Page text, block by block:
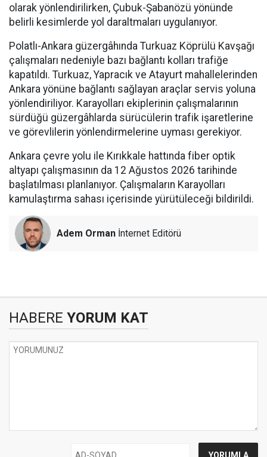
olarak yönlendirilirken, Çubuk-Şabanözü yönünde
belirli kesimlerde yol daraltmaları uygulanıyor.
Polatlı-Ankara güzergâhında Turkuaz Köprülü Kavşağı
çalışmaları nedeniyle bazı bağlantı kolları trafiğe
kapatıldı. Turkuaz, Yapracık ve Atayurt mahallelerinden
Ankara yönüne bağlantı sağlayan araçlar servis yoluna
yönlendiriliyor. Karayolları ekiplerinin çalışmalarının
sürdüğü güzergâhlarda sürücülerin trafik işaretlerine
ve görevlilerin yönlendirmelerine uyması gerekiyor.
Ankara çevre yolu ile Kırıkkale hattında fiber optik
altyapı çalışmasının da 12 Ağustos 2026 tarihinde
başlatılması planlanıyor. Çalışmaların Karayolları
kamulaştırma sahası içerisinde yürütüleceği bildirildi.
Adem Orman İnternet Editörü
HABERE YORUM KAT